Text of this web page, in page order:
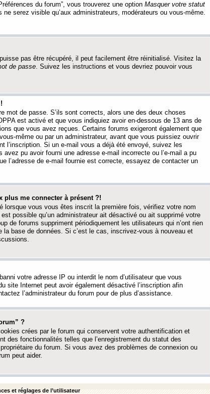
du forum”, vous trouverez une option Masquer votre statut
ne serez visible qu’aux administrateurs, modérateurs ou vous-même.
pas être récupéré, il peut facilement être réinitialisé. Visitez la
de passe. Suivez les instructions et vous devriez pouvoir vous
mot de passe. S’ils sont corrects, alors une des deux choses
est activé et que vous indiquiez avoir en-dessous de 13 ans de
que vous avez reçues. Certains forums exigeront également que
même ou par un administrateur, avant que vous puissiez ouvrir
l’inscription. Si un e-mail vous a déjà été envoyé, suivez les
pu avoir fourni une adresse e-mail incorrecte ou l’e-mail a pu
l’adresse de e-mail fournie est correcte, essayez de contacter un
plus me connecter à présent ?!
lorsque vous vous êtes inscrit la première fois, vérifiez votre nom
possible qu’un administrateur ait désactivé ou ait supprimé votre
de forums suppriment périodiquement les utilisateurs qui n’ont rien
base de données. Si c’est le cas, inscrivez-vous à nouveau et
votre adresse IP ou interdit le nom d’utilisateur que vous
site Internet peut avoir également désactivé l’inscription afin
l’administrateur du forum pour de plus d’assistance.
?
crées par le forum qui conservent votre authentification et
des fonctionnalités telles que l’enregistrement du statut des
du forum. Si vous avez des problèmes de connexion ou
peut aider.
et réglages de l’utilisateur